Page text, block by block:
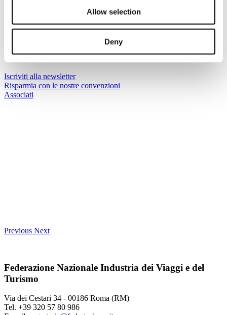
Allow selection
Deny
News
News
Iscriviti alla newsletter
Risparmia con le nostre convenzioni
Associati
Previous Next
Federazione Nazionale Industria dei Viaggi e del
Turismo
Via dei Cestari 34 - 00186 Roma (RM)
Tel. +39 320 57 80 986